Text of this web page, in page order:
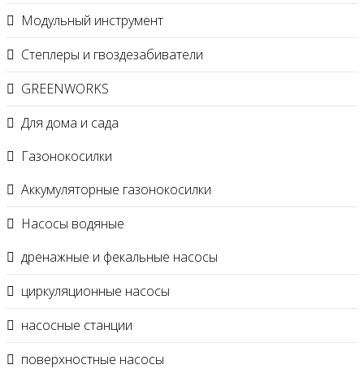
Модульный инструмент
Степлеры и гвоздезабиватели
GREENWORKS
Для дома и сада
Газонокосилки
Аккумуляторные газонокосилки
Насосы водяные
дренажные и фекальные насосы
циркуляционные насосы
насосные станции
поверхностные насосы